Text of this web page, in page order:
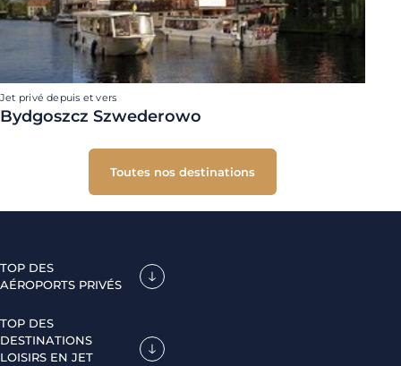
Jet privé depuis et vers
Bydgoszcz Szwederowo
Toutes nos destinations
TOP DES
AÉROPORTS PRIVÉS
TOP DES
DESTINATIONS
LOISIRS EN JET